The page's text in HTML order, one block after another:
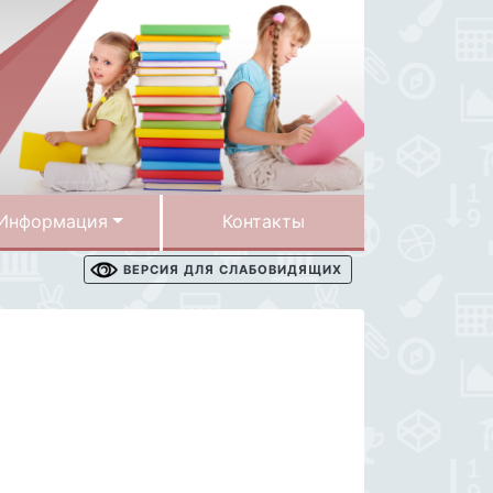
Контакты
ВЕРСИЯ ДЛЯ СЛАБОВИДЯЩИХ